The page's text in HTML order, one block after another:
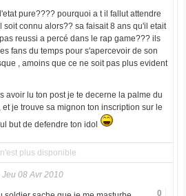
pure???? pourquoi a t il fallut attendre
soit connu alors?? sa faisait 8 ans qu'il etait
reussi a percé dans le rap game??? ils
fans du temps pour s'apercevoir de son
, amoins que ce ne soit pas plus evident
avoir lu ton post je te decerne la palme du
et je trouve sa mignon ton inscription sur le
but de defendre ton idol
plus disponible
Jeu 08 Avr 2010
0